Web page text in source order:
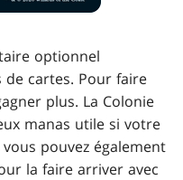
optionnel
cartes. Pour faire
plus. La Colonie
manas utile si votre
pouvez également
la faire arriver avec